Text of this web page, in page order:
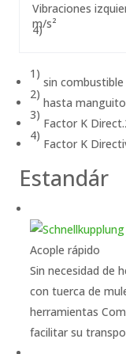
Vibraciones
m/s²
4)
1)
sin combustible
2)
hasta
3)
Factor K
4)
Factor K
Estandár
Acople rápido
Sin necesidad de
con tuerca de
herramientas
facilitar su